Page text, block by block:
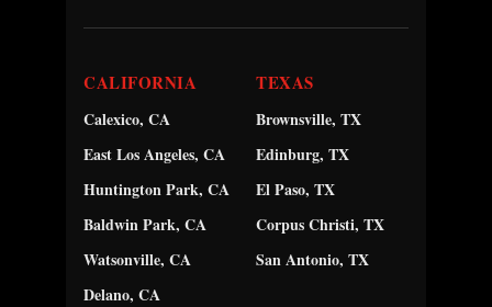
CALIFORNIA
Calexico, CA
East Los Angeles, CA
Huntington Park, CA
Baldwin Park, CA
Watsonville, CA
Delano, CA
TEXAS
Brownsville, TX
Edinburg, TX
El Paso, TX
Corpus Christi, TX
San Antonio, TX